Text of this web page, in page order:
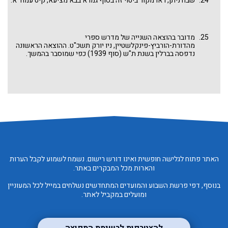
לומד, משום מה, שהותירו הוא שלא שבעו, אולי השאירו למחר. ראו
אָכוֹל וְשָׂבוֹעַ וְהִלַּלְתֶּם אֶת שֵׁם ה' אֱלֹהֵיכֶם אֲשֶׁר עָשָׂה עִמָּכֶם לְהַפְלִיא
מדובר בהוצאה השנייה של מדרש ספרי
מהדורת-הורביץ-פינקלשטיין, ניו יורק תשכ"ט. ההוצאה הראשונה
נדפסה בברלין בשנת ת"ש (סוף 1939) כפי שמוסבר בהמשך.
האתר פתוח לגלישה חופשית ואינו דורש רישום. נשמח לשמוע לקבל הערות
והארות מכל המבקרים באתר.
בנוסף, דפי פרשת השבוע והמועדים המתחדשים נשלחים במייל לכל המעוניין
ומועלים במקביל לאתר.